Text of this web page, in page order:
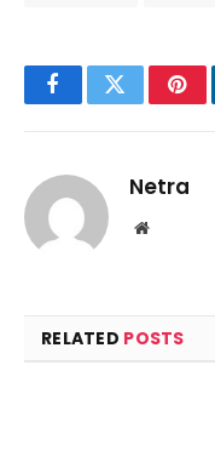
FacebookTwitter
Netra
Website
RELATED POSTS